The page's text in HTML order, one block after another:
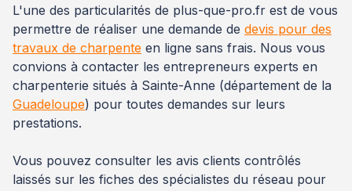
L'une des particularités de plus-que-pro.fr est de vous
permettre de réaliser une demande de devis pour des
travaux de charpente en ligne sans frais. Nous vous
convions à contacter les entrepreneurs experts en
charpenterie situés à Sainte-Anne (département de la
Guadeloupe) pour toutes demandes sur leurs
prestations.
Vous pouvez consulter les avis clients contrôlés
laissés sur les fiches des spécialistes du réseau pour